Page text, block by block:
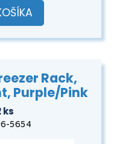
Rack,
Purple/Pink
ks
5654